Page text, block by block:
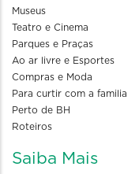
Museus
Teatro e Cinema
Parques e Praças
Ao ar livre e Esportes
Compras e Moda
Para curtir com a familia
Perto de BH
Roteiros
Saiba Mais